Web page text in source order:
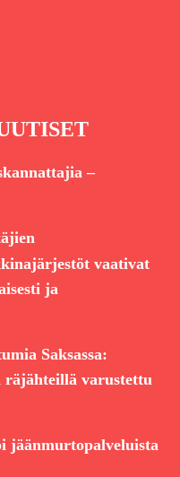
–
vaativat
ja
Saksassa:
räjähteillä varustettu
jäänmurtopalveluista